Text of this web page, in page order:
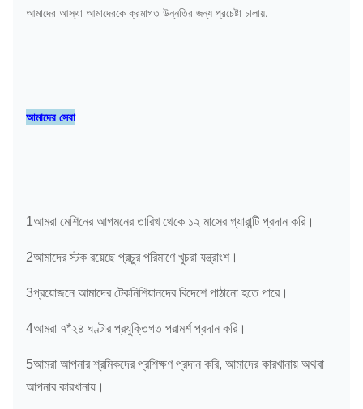
আমাদের আস্থা আমাদেরকে ক্রমাগত উন্নতির জন্য প্রচেষ্টা চালায়.
আমাদের সেবা
1আমরা মেশিনের আগমনের তারিখ থেকে ১২ মাসের গ্যারান্টি প্রদান করি।
2আমাদের স্টক রয়েছে প্রচুর পরিমাণে খুচরা যন্ত্রাংশ।
3প্রয়োজনে আমাদের টেকনিশিয়ানদের বিদেশে পাঠানো হতে পারে।
4আমরা ৭*২৪ ঘণ্টার প্রযুক্তিগত পরামর্শ প্রদান করি।
5আমরা আপনার শ্রমিকদের প্রশিক্ষণ প্রদান করি, আমাদের কারখানায় অথবা
আপনার কারখানায়।